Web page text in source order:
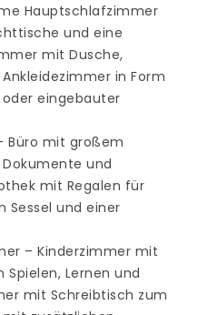
Hauptschlafzimmer
und eine
mit Dusche,
in Form
eingebauter
Büro mit großem
und
mit Regalen für
Sessel und einer
– Kinderzimmer mit
Lernen und
mit Schreibtisch zum